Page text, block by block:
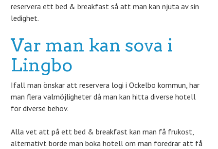
reservera ett bed & breakfast så att man kan njuta av sin
ledighet.
Var man kan sova i
Lingbo
Ifall man önskar att reservera logi i Ockelbo kommun, har
man flera valmöjligheter då man kan hitta diverse hotell
för diverse behov.
Alla vet att på ett bed & breakfast kan man få frukost,
alternativt borde man boka hotell om man föredrar att få